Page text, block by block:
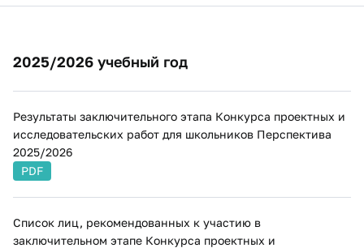
2025/2026 учебный год
Результаты заключительного этапа Конкурса проектных и
исследовательских работ для школьников Перспектива
2025/2026
PDF
Список лиц, рекомендованных к участию в
заключительном этапе Конкурса проектных и